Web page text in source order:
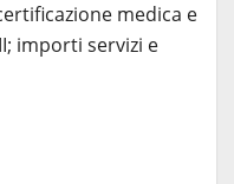
medica e
importi servizi e